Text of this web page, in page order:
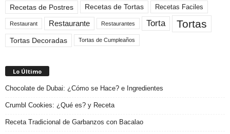
Recetas de Postres
Recetas de Tortas Recetas Faciles
Restaurant Restaurante Restaurantes Torta Tortas
Tortas Decoradas Tortas de Cumpleaños
Lo Último
Chocolate de Dubai: ¿Cómo se Hace? e Ingredientes
Crumbl Cookies: ¿Qué es? y Receta
Receta Tradicional de Garbanzos con Bacalao